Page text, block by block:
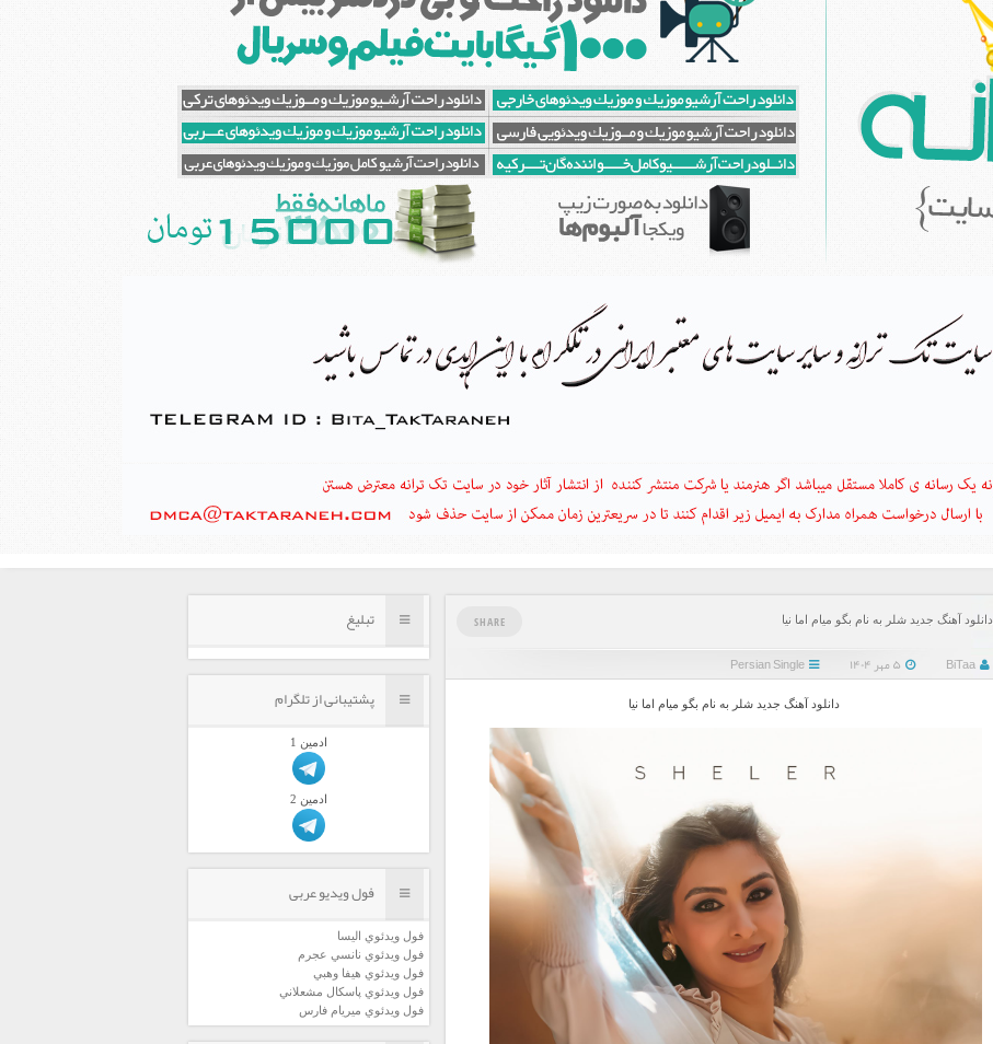
دانلود آهنگ جدید شلر به نام بگو میام اما نیا
BiTaa
Persian Single
SHARE
دانلود آهنگ جدید شلر به نام بگو میام اما نیا
تبلیغ
پشتیبانی از تلگرام
ادمين 1
ادمين 2
فول ویدیو عربی
فول ويدئوي اليسا
فول ويدئوي نانسي عجرم
فول ويدئوي هيفا وهبي
فول ويدئوي پاسكال مشعلاني
فول ويدئوي ميريام فارس